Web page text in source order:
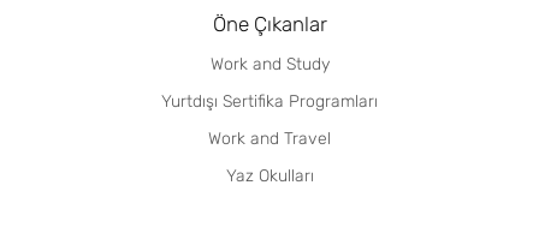
Öne Çıkanlar
Work and Study
Yurtdışı Sertifika Programları
Work and Travel
Yaz Okulları